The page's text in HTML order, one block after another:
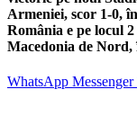
Armeniei, scor 1-0,
România e pe locul
Macedonia de Nord,
WhatsApp Messenger